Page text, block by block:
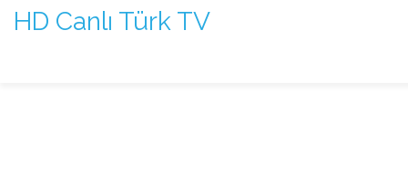
HD Canlı Türk TV